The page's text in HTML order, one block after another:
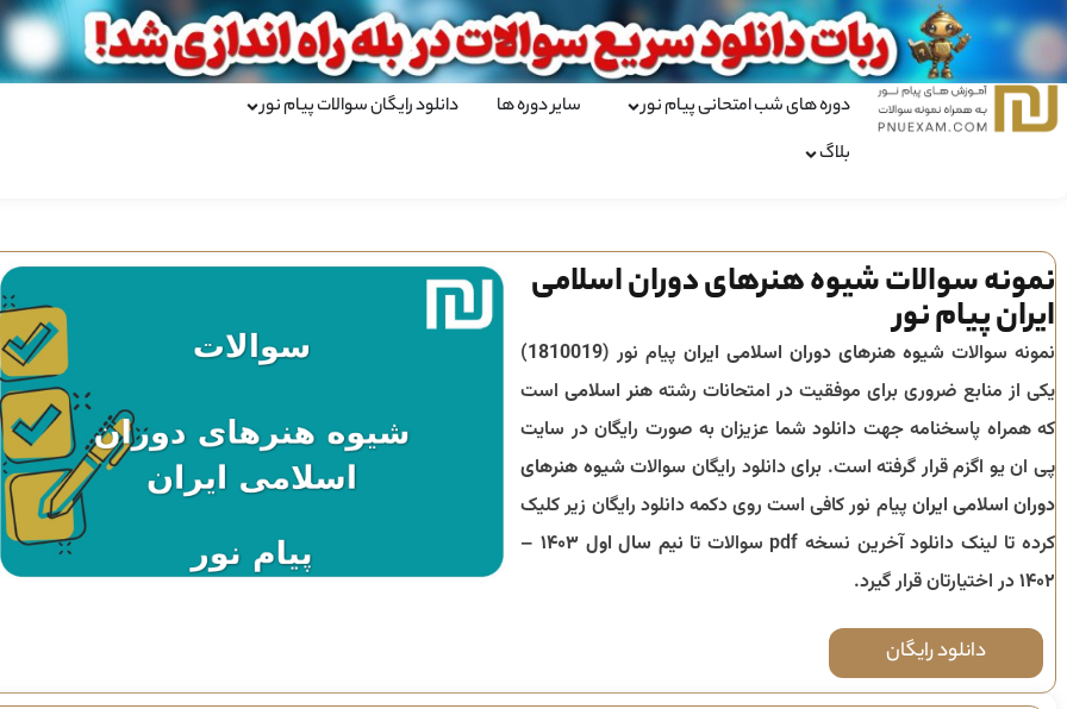
دوره های شب امتحانی پیام نور سایر دوره ها
دانلود رایگان سوالات پیام نور
بلاگ
نمونه سوالات شیوه هنرهای دوران اسلامی
ایران پیام نور
نمونه سوالات شیوه هنرهای دوران اسلامی ایرانپیام نور (1810019
)
یکی از منابع ضروری برای موفقیت در امتحانات رشته هنر اسلامیاست
که همراه پاسخنامه جهت دانلود شما عزیزان به صورت رایگان در سایت
پی ان یو اگزم قرار گرفته است. برای دانلود رایگان سوالات شیوه هنرهای
دوران اسلامی ایران پیام نور کافی است روی دکمه دانلود رایگان زیر کلیک
کرده تا لینک دانلود آخرین نسخه pdf سوالات تا
نیم سال اول ۱۴۰۳ –
۱۴۰۲در اختیارتان قرار گیرد.
دانلود رایگان